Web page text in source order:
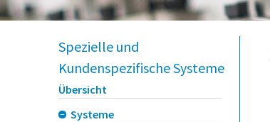
Spezielle und
Kundenspezifische Systeme
Übersicht
Systeme